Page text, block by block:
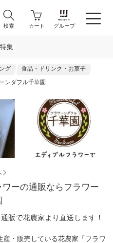
検索 カート グループ
特集
グ
食品・ドリンク・お菓子
ンダフル千華園
ーの通販ならフラワー
販で花農家より直送します！
・販売している花農家「フラワ